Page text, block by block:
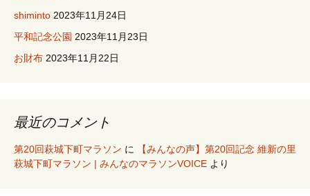
shiminto 2023年11月24日
平和記念公園 2023年11月23日
お財布 2023年11月22日
最近のコメント
第20回萩城下町マラソン に
【みんなの声】第20回記念 維新の里
萩城下町マラソン | みんなのマラソンVOICE より